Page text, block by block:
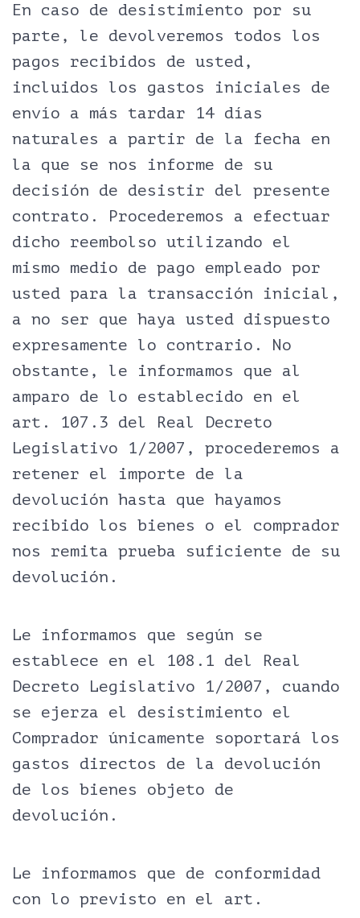
En caso de desistimiento por su
parte, le devolveremos todos los
pagos recibidos de usted,
incluidos los gastos iniciales de
envío a más tardar 14 días
naturales a partir de la fecha en
la que se nos informe de su
decisión de desistir del presente
contrato. Procederemos a efectuar
dicho reembolso utilizando el
mismo medio de pago empleado por
usted para la transacción inicial,
a no ser que haya usted dispuesto
expresamente lo contrario. No
obstante, le informamos que al
amparo de lo establecido en el
art. 107.3 del Real Decreto
Legislativo 1/2007, procederemos a
retener el importe de la
devolución hasta que hayamos
recibido los bienes o el comprador
nos remita prueba suficiente de su
devolución.
Le informamos que según se
establece en el 108.1 del Real
Decreto Legislativo 1/2007, cuando
se ejerza el desistimiento el
Comprador únicamente soportará los
gastos directos de la devolución
de los bienes objeto de
devolución.
Le informamos que de conformidad
con lo previsto en el art.